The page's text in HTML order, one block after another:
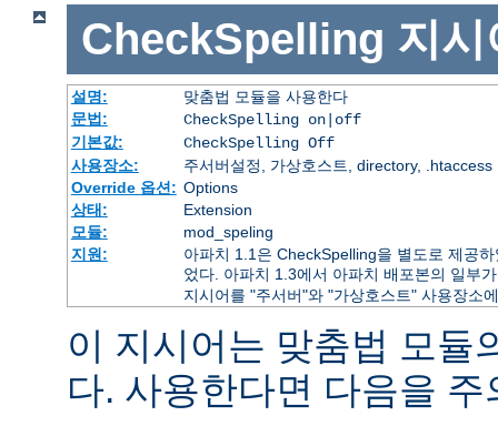
CheckSpelling 지시
설명:
맞춤법 모듈을 사용한다
문법:
CheckSpelling on|off
기본값:
CheckSpelling Off
사용장소:
주서버설정, 가상호스트, directory, .htaccess
Override 옵션: Options
상태:
Extension
모듈:
mod_speling
지원:
아파치 1.1은 CheckSpelling을 별도로 제공
었다. 아파치 1.3에서 아파치 배포본의 일부
지시어를 "주서버"와 "가상호스트" 사용장소
이 지시어는 맞춤법 모듈
다. 사용한다면 다음을 주